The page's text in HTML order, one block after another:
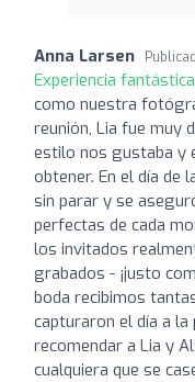
Anna Larsen
Experiencia
como nuestra
reunión, Lia fue muy
estilo nos gustaba y
obtener. En el día de
sin parar y se
perfectas de cada
los invitados
grabados - ¡justo
boda recibimos
capturaron el día a la
recomendar a Lia y
cualquiera que se